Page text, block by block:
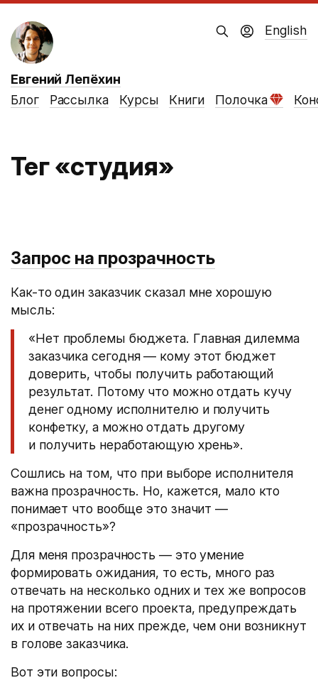
Евгений Лепёхин
Блог
Рассылка Курсы Книги Полочка
English
Тег «студия»
Запрос на прозрачность
Как-то один заказчик сказал мне хорошую
мысль:
«Нет проблемы бюджета. Главная дилемма
заказчика сегодня — кому этот бюджет
доверить, чтобы получить работающий
результат. Потому что можно отдать кучу
денег одному исполнителю и получить
конфетку, а можно отдать другому
и получить неработающую хрень».
Сошлись на том, что при выборе исполнителя
важна прозрачность. Но, кажется, мало кто
понимает что вообще это значит —
«прозрачность»?
Для меня прозрачность — это умение
формировать ожидания, то есть, много раз
отвечать на несколько одних и тех же вопросов
на протяжении всего проекта, предупреждать
их и отвечать на них прежде, чем они возникнут
в голове заказчика.
Вот эти вопросы: